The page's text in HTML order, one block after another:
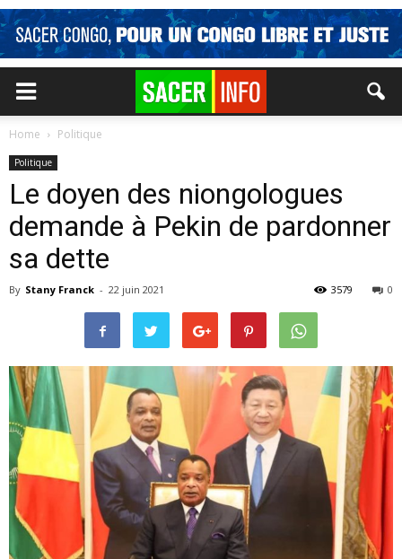
Home Politique
Politique
Le doyen des niongologues
demande à Pekin de pardonner
sa dette
By Stany Franck - 22 juin 2021 0
3579